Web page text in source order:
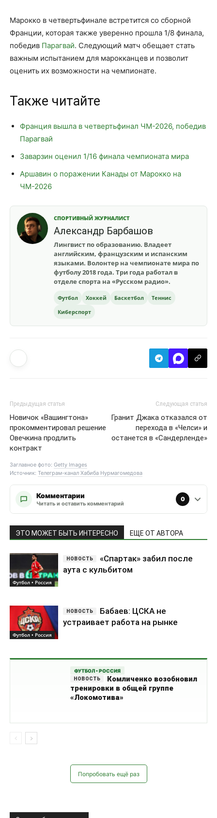
Марокко в четвертьфинале встретится со сборной
Франции, которая также уверенно прошла 1/8 финала,
победив Парагвай. Следующий матч обещает стать
важным испытанием для марокканцев и позволит
оценить их возможности на чемпионате.
Также читайте
Франция вышла в четвертьфинал ЧМ-2026, победив
Парагвай
Заварзин оценил 1/16 финала чемпионата мира
Аршавин о поражении Канады от Марокко на
ЧМ-2026
СПОРТИВНЫЙ ЖУРНАЛИСТ
Александр Барбашов
Лингвист по образованию. Владеет
английским, французским и испанским
языками. Волонтер на чемпионате мира по
футболу 2018 года. Три года работал в
отделе спорта на «Русском радио».
Футбол Хоккей Баскетбол
Теннис
Киберспорт
Предыдущая статья
Новичок «Вашингтона»
прокомментировал решение
Овечкина продлить
контракт
Следующая статья
Гранит Джака отказался от
перехода в «Челси» и
останется в «Сандерленде»
Заглавное фото: Getty Images
Источник: Телеграм-канал Хабиба Нурмагомедова
Комментарии
Читать и оставить комментарий
0
ЭТО МОЖЕТ БЫТЬ ИНТЕРЕСНО ЕЩЕ ОТ АВТОРА
Футбол • Россия
«Спартак» забил после
аута с кульбитом
Футбол • Россия
Бабаев: ЦСКА не
устраивает работа на рынке
ФУТБОЛ • РОССИЯ
Комличенко возобновил
тренировки в общей группе
«Локомотива»
Попробовать ещё раз